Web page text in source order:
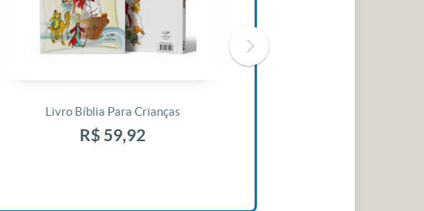
Livro Bíblia Para Crianças
R$ 59,92